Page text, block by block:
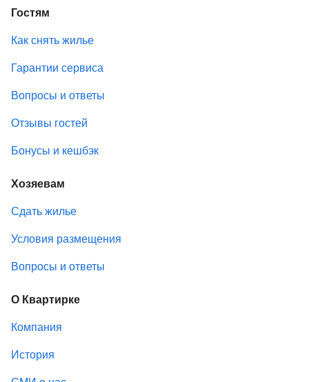
Гостям
Как снять жилье
Гарантии сервиса
Вопросы и ответы
Отзывы гостей
Бонусы и кешбэк
Хозяевам
Сдать жилье
Условия размещения
Вопросы и ответы
О Квартирке
Компания
История